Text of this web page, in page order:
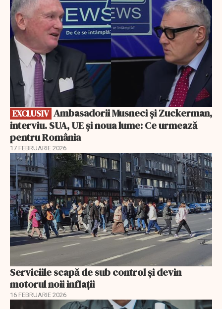
EXCLUSIV
interviu. SUA, UE și noua lume: Ce urmează
pentru România
17 FEBRUARIE 2026
Serviciile scapă de sub control și devin
motorul noii inflații
16 FEBRUARIE 2026